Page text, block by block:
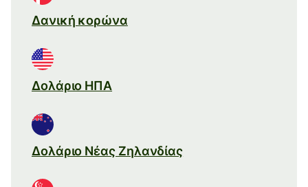
Δανική κορώνα
Δολάριο ΗΠΑ
Δολάριο Νέας Ζηλανδίας